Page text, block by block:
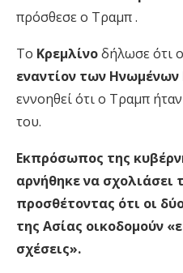
πρόσθεσε ο Τραμπ .
Το Κρεμλίνοδήλωσε ότι ο
εναντίον των Ηνωμένων
εννοηθεί ότι ο Τραμπ
του.
Εκπρόσωπος της
αρνήθηκε να σχολιάσει
προσθέτοντας ότι οι
της Ασίας οικοδομούν
σχέσεις».